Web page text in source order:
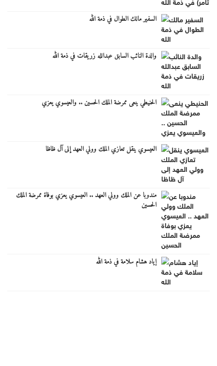
السفير مالك الطوال في ذمة الله
والدة النائب السابق عبدالله زريقات في ذمة الله
الحنيطي ينعى ممرضة الملك الحسين .. والعيسوي يعزي
العيسوي ينقل تعازي الملك وولي العهد إلى آل ظاظا
مندوبا عن الملك وولي العهد .. العيسوي يعزي بوفاة ممرضة الملك
الحسين
إياد هشام سلامة في ذمة الله